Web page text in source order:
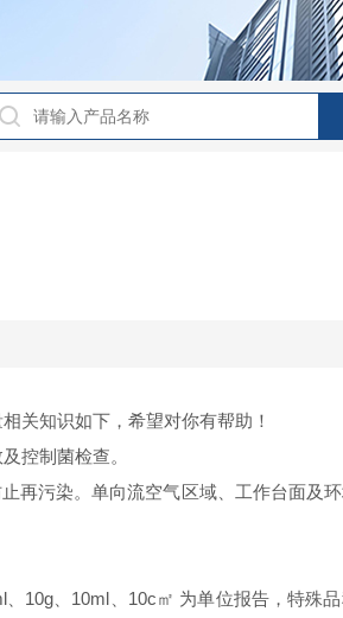
关知识如下，希望对你有帮助！
控制菌检查。
再污染。单向流空气区域、工作台面及
10g、10ml、10c㎡ 为单位报告，特殊